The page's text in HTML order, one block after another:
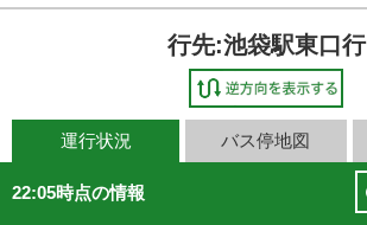
行先:池袋駅東口行
運行状況 バス停地図
22:05時点の情報